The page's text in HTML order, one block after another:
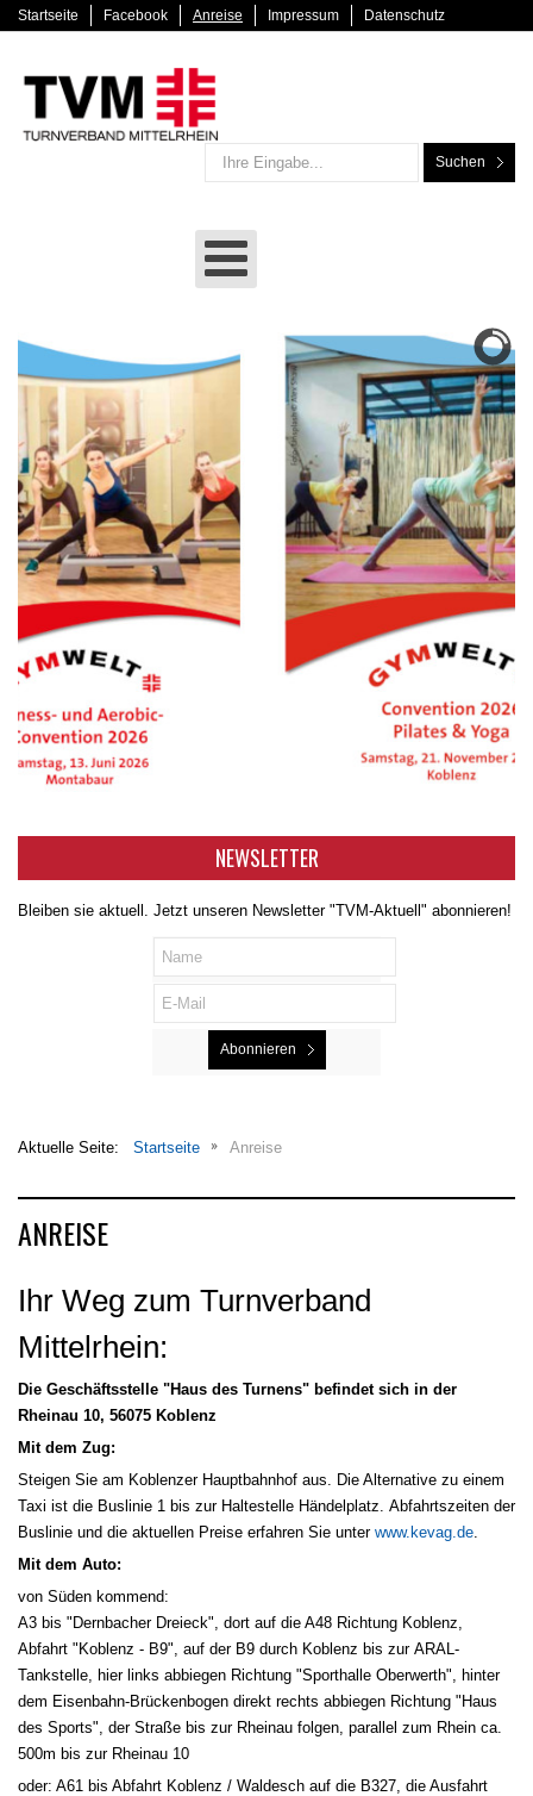
Startseite Facebook Anreise Impressum Datenschutz
Suchen
NEWSLETTER
Bleiben sie aktuell. Jetzt unseren Newsletter "TVM-Aktuell" abonnieren!
Aktuelle Seite: Startseite Anreise
ANREISE
Ihr Weg zum Turnverband
Mittelrhein:
Die Geschäftsstelle "Haus des Turnens" befindet sich in der
Rheinau 10, 56075 Koblenz
Mit dem Zug:
Steigen Sie am Koblenzer Hauptbahnhof aus. Die Alternative zu einem
Taxi ist die Buslinie 1 bis zur Haltestelle Händelplatz. Abfahrtszeiten der
Buslinie und die aktuellen Preise erfahren Sie unter www.kevag.de
Mit dem Auto:
von Süden kommend:
A3 bis "Dernbacher Dreieck", dort auf die A48 Richtung Koblenz,
Abfahrt "Koblenz - B9", auf der B9 durch Koblenz bis zur ARAL-
Tankstelle, hier links abbiegen Richtung "Sporthalle Oberwerth", hinter
dem Eisenbahn-Brückenbogen direkt rechts abbiegen Richtung "Haus
des Sports", der Straße bis zur Rheinau folgen, parallel zum Rhein ca.
500m bis zur Rheinau 10
oder: A61 bis Abfahrt Koblenz / Waldesch auf die B327, die Ausfahrt